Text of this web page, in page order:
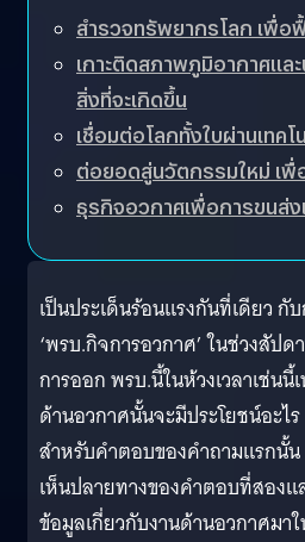
สำรวจทรัพยากรโลก เพื่
เกาะติดสภาพภูมิอากาศแ
สิ่งที่จะเกิดขึ้น
เชื่อมต่อโลกทั้งใบผ่านเทค
ต่อยอดสู่นวัตกรรมใหม่ เ
ธุรกิจอวกาศเพื่อการขนส่ง
เป็นประเด็นร้อนแรงกันที่เดียว กั
‘พรบ.กิจการอวกาศ’ ในช่วงสัป
การออก พรบ.นี้ในห้วงเวลาเช่น
ด้านอวกาศนั้นจะมีประโยชน์อะไ
สำหรับคำตอบของคำถามแรกนั้
เห็นปลายทางของคำตอบที่สองแ
ข้อมูลเกี่ยวกับงานด้านอวกาศมา